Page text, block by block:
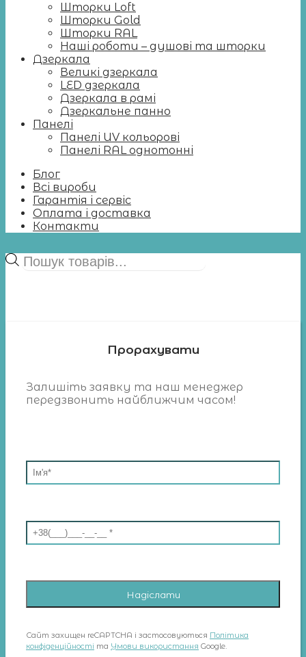
Шторки Loft
Шторки Gold
Шторки RAL
Наші роботи – душові та шторки
Дзеркала
Великі дзеркала
LED дзеркала
Дзеркала в рамі
Дзеркальне панно
Панелі
Панелі UV кольорові
Панелі RAL однотонні
Блог
Всі вироби
Гарантія і сервіс
Оплата і доставка
Контакти
Пошук
товарів
Прорахувати
Залишіть заявку та наш менеджер
передзвонить найближчим часом!
Сайт захищен reCAPTCHA і застосовуються Політика
конфіденційності та Умови використання Google.